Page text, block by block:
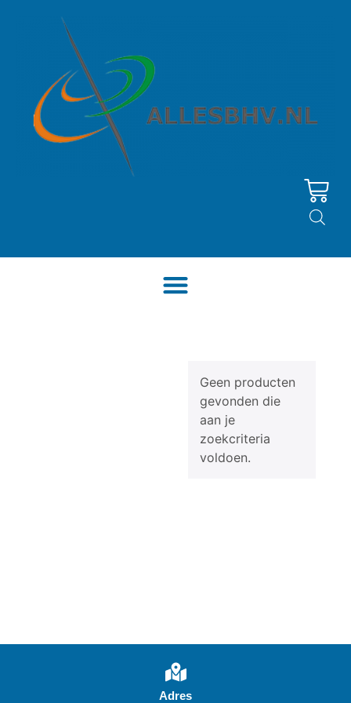
Geen producten
gevonden die
aan je
zoekcriteria
voldoen.
Adres